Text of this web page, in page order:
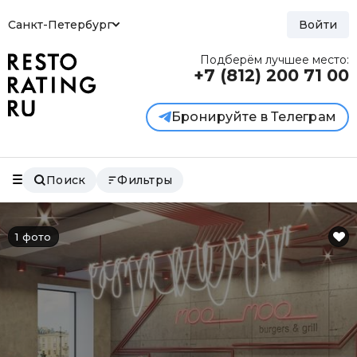
Санкт-Петербург Войти
Подберём лучшее место:
+7 (812) 200 71 00
Бронируйте в Телеграм
Поиск Фильтры
1 фото